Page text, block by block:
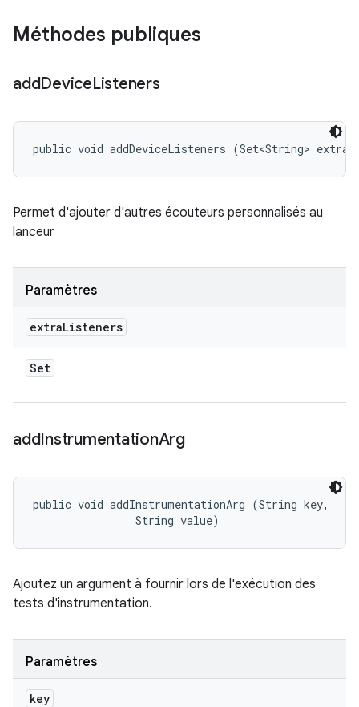
Méthodes publiques
addDeviceListeners
public void addDeviceListeners (Set<String>
Permet d'ajouter d'autres écouteurs personnalisés au
lanceur
Paramètres
extraListeners
Set
addInstrumentationArg
public void addInstrumentationArg (String key,
                String value)
Ajoutez un argument à fournir lors de l'exécution des
tests d'instrumentation.
Paramètres
key